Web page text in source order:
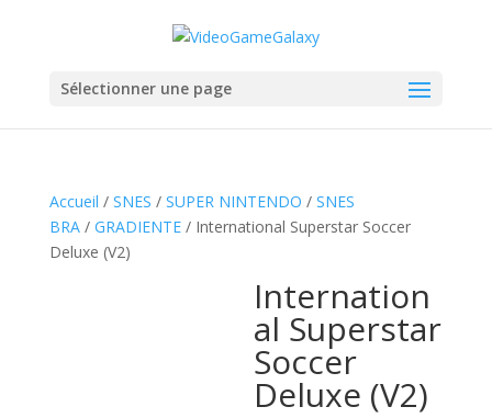
Sélectionner une page
Accueil / SNES / SUPER NINTENDO / SNES
BRA/ GRADIENTE/ International Superstar Soccer
Deluxe (V2)
Internation
al Superstar
Soccer
Deluxe (V2)